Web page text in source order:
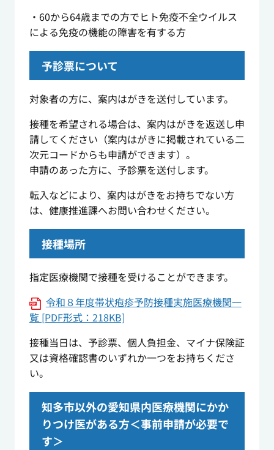
・60から64歳までの方でヒト免疫不全ウイルス
による免疫の機能の障害を有する方
予診票について
対象者の方に、案内はがきを送付しています。
接種を希望される場合は、案内はがきを返送し申
請してください（案内はがきに掲載されている二
次元コードからも申請ができます）。
申請のあった方に、予診票を送付します。
転入などにより、案内はがきをお持ちでない方
は、健康推進課へお問い合わせください。
接種場所
指定医療機関で接種を受けることができます。
令和８年度帯状疱疹予防接種実施医療機関一
覧 [PDF形式：218KB]
接種当日は、予診票、個人負担金、マイナ保険証
又は資格確認書のいずれか一つをお持ちくださ
い。
知多市以外の愛知県内医療機関にかか
りつけ医がある方＜事前申請が必要で
す＞